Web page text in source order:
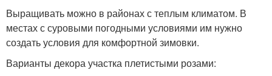
Выращивать можно в районах с теплым климатом. В
местах с суровыми погодными условиями им нужно
создать условия для комфортной зимовки.
Варианты декора участка плетистыми розами: